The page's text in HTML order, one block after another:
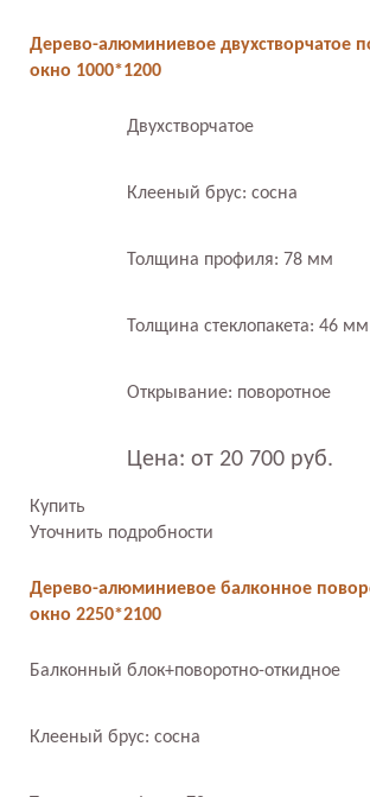
Дерево-алюминиевое двухстворчатое
окно 1000*1200
Двухстворчатое
Клееный брус: сосна
Толщина профиля: 78 мм
Толщина стеклопакета: 46 мм
Открывание: поворотное
Цена: от 20 700 руб.
Купить
Уточнить подробности
Дерево-алюминиевое балконное
окно 2250*2100
Балконный блок+поворотно-откидное
Клееный брус: сосна